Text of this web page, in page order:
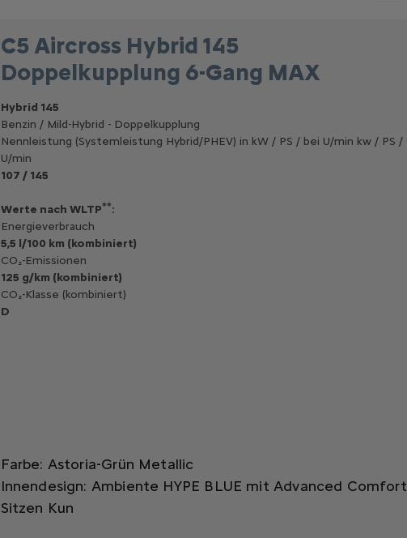
C5 Aircross Hybrid 145
Doppelkupplung 6-Gang MAX
Hybrid 145
Benzin / Mild-Hybrid - Doppelkupplung
Nennleistung (Systemleistung Hybrid/PHEV) in kW / PS / bei U/min kw / PS /
U/min
107 / 145
Werte nach WLTP**:
Energieverbrauch
5,5 l/100 km (kombiniert)
CO₂-Emissionen
125 g/km (kombiniert)
CO₂-Klasse (kombiniert)
D
Farbe: Astoria-Grün Metallic
Innendesign: Ambiente HYPE BLUE mit Advanced Comfort
Sitzen Kun